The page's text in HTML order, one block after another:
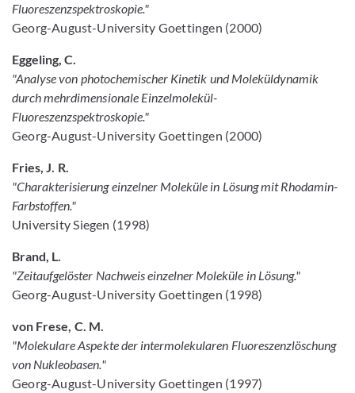
Fluoreszenzspektroskopie."
Georg-August-University Goettingen (2000)
Eggeling, C.
"Analyse von photochemischer Kinetik und Moleküldynamik
durch mehrdimensionale Einzelmolekül-
Fluoreszenzspektroskopie."
Georg-August-University Goettingen (2000)
Fries, J. R.
"Charakterisierung einzelner Moleküle in Lösung mit Rhodamin-
Farbstoffen."
University Siegen (1998)
Brand, L.
"Zeitaufgelöster Nachweis einzelner Moleküle in Lösung."
Georg-August-University Goettingen (1998)
von Frese, C. M.
"Molekulare Aspekte der intermolekularen Fluoreszenzlöschung
von Nukleobasen."
Georg-August-University Goettingen (1997)